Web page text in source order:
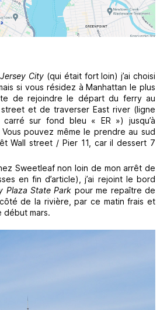
Jersey City (qui était fort loin) j’ai choisi
si vous résidez à Manhattan le plus
de rejoindre le départ du ferry au
et de traverser East river (ligne
carré sur fond bleu « ER ») jusqu’à
pouvez même le prendre au sud
Wall street / Pier 11, car il dessert 7
Sweetleaf non loin de mon arrêt de
en fin d’article), j’ai rejoint le bord
Plaza State Park pour me repaître de
de la rivière, par ce matin frais et
début mars.